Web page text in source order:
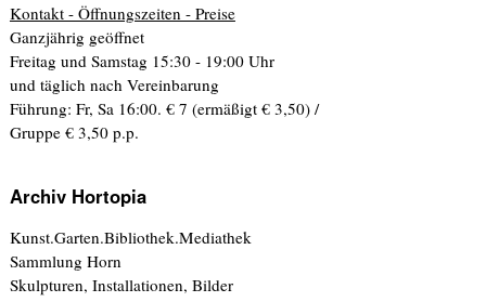
Kontakt - Öffnungszeiten - Preise
Ganzjährig geöffnet
Freitag und Samstag 15:30 - 19:00 Uhr
und täglich nach Vereinbarung
Führung: Fr, Sa 16:00. € 7 (ermäßigt € 3,50) /
Gruppe € 3,50 p.p.
Archiv Hortopia
Kunst.Garten.Bibliothek.Mediathek
Sammlung Horn
Skulpturen, Installationen, Bilder